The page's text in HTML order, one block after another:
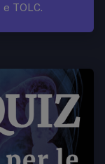
TOLC.